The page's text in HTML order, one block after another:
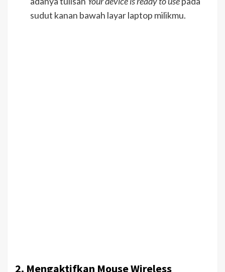
sudut kanan bawah layar laptop milikmu.
2. Mengaktifkan Mouse Wireless